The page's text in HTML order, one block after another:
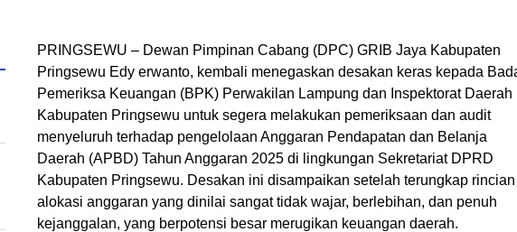
PRINGSEWU – Dewan Pimpinan Cabang (DPC) GRIB Jaya Kabupaten
Pringsewu Edy erwanto, kembali menegaskan desakan keras kepada
Pemeriksa Keuangan (BPK) Perwakilan Lampung dan Inspektorat Daerah
Kabupaten Pringsewu untuk segera melakukan pemeriksaan dan audit
menyeluruh terhadap pengelolaan Anggaran Pendapatan dan Belanja
Daerah (APBD) Tahun Anggaran 2025 di lingkungan Sekretariat DPRD
Kabupaten Pringsewu. Desakan ini disampaikan setelah terungkap rincian
alokasi anggaran yang dinilai sangat tidak wajar, berlebihan, dan penuh
kejanggalan, yang berpotensi besar merugikan keuangan daerah.